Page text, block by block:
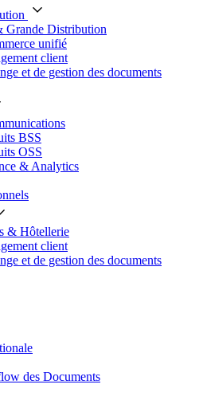
Grande Distribution
unifié
client
et de gestion des documents
BSS
OSS
& Analytics
& Hôtellerie
client
et de gestion des documents
des Documents